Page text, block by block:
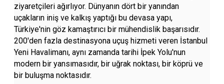
ziyaretçileri ağırlıyor. Dünyanın dört bir yanından
uçakların iniş ve kalkış yaptığı bu devasa yapı,
Türkiye'nin göz kamaştırıcı bir mühendislik başarısıdır.
200'den fazla destinasyona uçuş hizmeti veren İstanbul
Yeni Havalimanı, aynı zamanda tarihi İpek Yolu'nun
modern bir yansımasıdır, bir uğrak noktası, bir köprü ve
bir buluşma noktasıdır.